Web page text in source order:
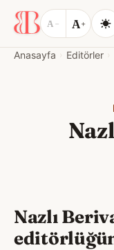
A − A+
Anasayfa Editörler
Nazlı